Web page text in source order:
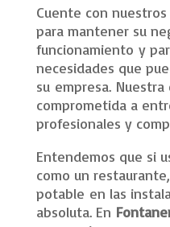
Cuente con
para mantener su
funcionamiento y
necesidades que
su empresa.
comprometida a
profesionales y
Entendemos que si
como un
potable en las
absoluta. En